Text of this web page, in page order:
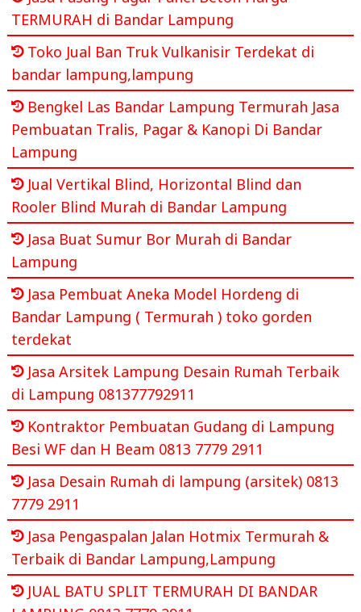
TERMURAH di Bandar Lampung
Toko Jual Ban Truk Vulkanisir Terdekat di
bandar lampung,lampung
Bengkel Las Bandar Lampung Termurah Jasa
Pembuatan Tralis, Pagar & Kanopi Di Bandar
Lampung
Jual Vertikal Blind, Horizontal Blind dan
Rooler Blind Murah di Bandar Lampung
Jasa Buat Sumur Bor Murah di Bandar
Lampung
Jasa Pembuat Aneka Model Hordeng di
Bandar Lampung ( Termurah ) toko gorden
terdekat
Jasa Arsitek Lampung Desain Rumah Terbaik
di Lampung 081377792911
Kontraktor Pembuatan Gudang di Lampung
Besi WF dan H Beam 0813 7779 2911
Jasa Desain Rumah di lampung (arsitek) 0813
7779 2911
Jasa Pengaspalan Jalan Hotmix Termurah &
Terbaik di Bandar Lampung,Lampung
JUAL BATU SPLIT TERMURAH DI BANDAR